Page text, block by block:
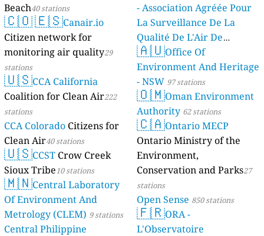
Beach40 stations
🇨🇴🇪🇸Canair.io
Citizen network for
monitoring air quality29
stations
🇺🇸CCA California
Coalition for Clean Air222
stations
CCA Colorado Citizens for
Clean Air40 stations
🇺🇸CCST Crow Creek
Sioux Tribe10 stations
🇲🇳Central Laboratory
Of Environment And
Metrology (CLEM) 9 stations
Central Philippine
- Association Agréée Pour
La Surveillance De La
Qualité De L'Air De
Mayotte 4 stations
🇦🇺Office Of
Environment And Heritage
- NSW 97 stations
🇴🇲Oman Environment
Authority 62 stations
🇨🇦Ontario MECP
Ontario Ministry of the
Environment,
Conservation and Parks27
stations
Open Sense 850 stations
🇫🇷ORA -
L'Observatoire